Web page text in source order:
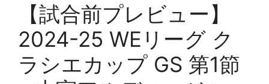
【試合前プレビュー】
2024-25 WEリーグ ク
ラシエカップ GS 第1節